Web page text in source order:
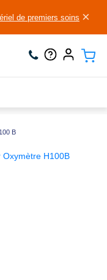
de premiers soins ×
B